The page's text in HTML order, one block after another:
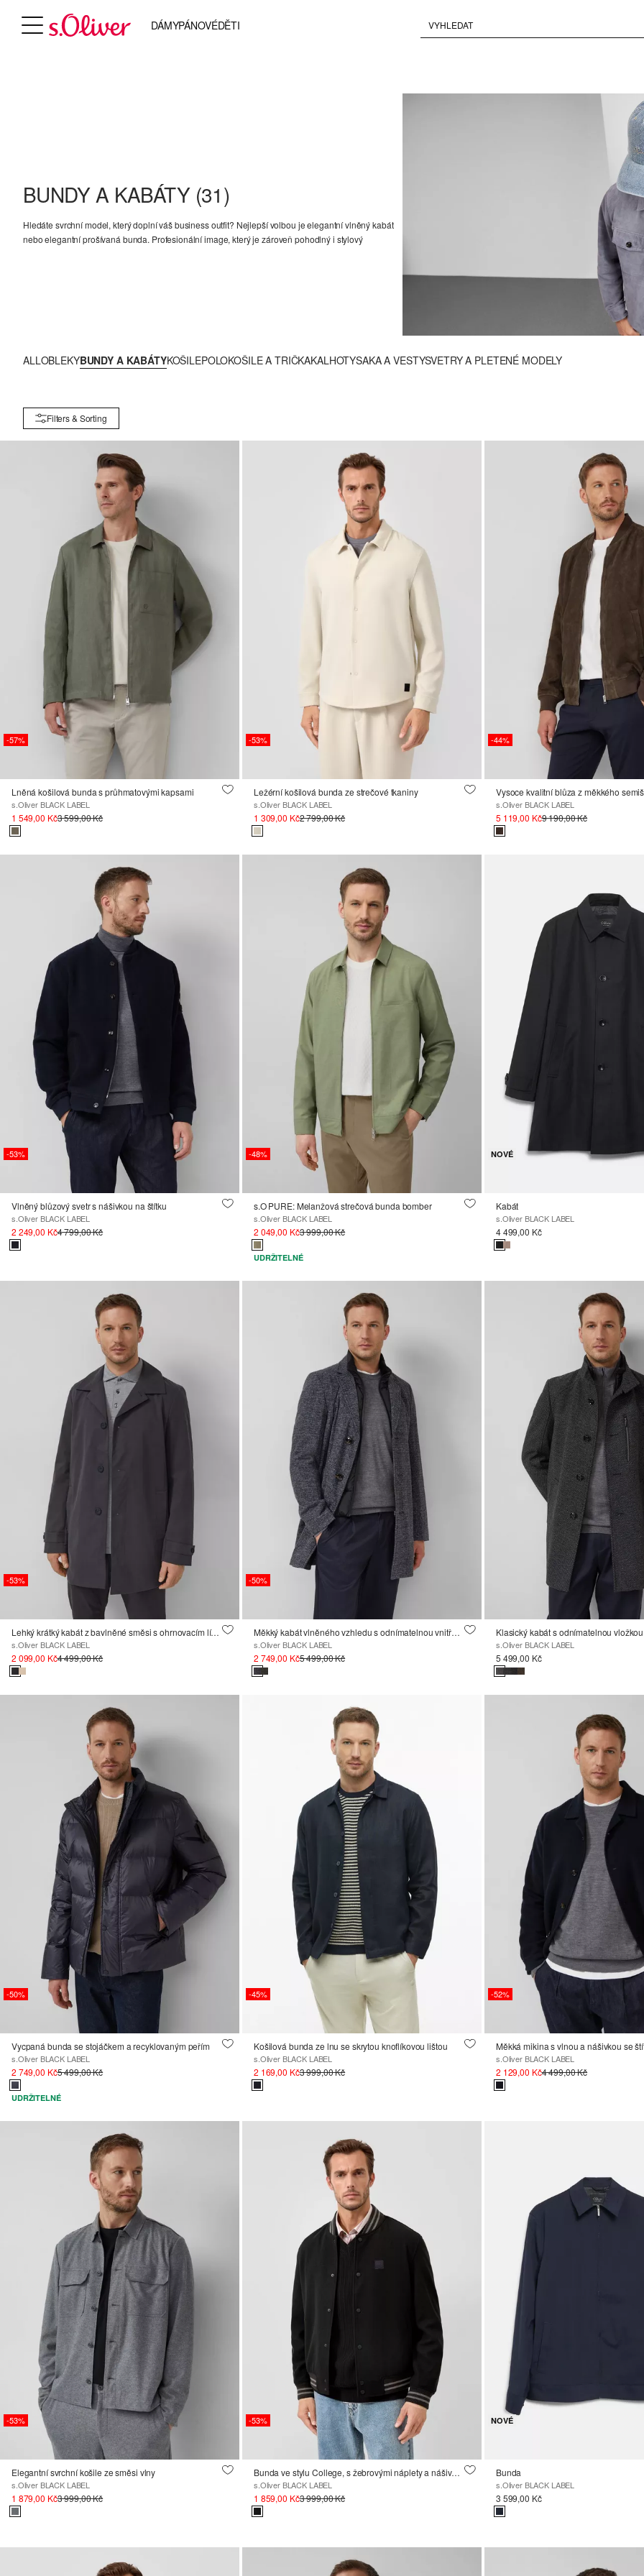
DÁMYPÁNOVÉDĚTI
BUNDY A KABÁTY (31)
Hledáte svrchní model, který doplní váš business outfit? Nejlepší volbou je elegantní vlněný kabát
nebo elegantní prošívaná bunda. Profesionální image, který je zároveň pohodlný i stylový
ALLOBLEKYBUNDY A KABÁTYKOŠILEPOLOKOŠILE A TRIČKAKALHOTYSAKA A VESTYSVETRY A PLETENÉ MODELY
Filters & Sorting
-57%
Lněná košilová bunda s průhmatovými kapsami
s.Oliver BLACK LABEL
1 549,00 Kč3 599,00 Kč
-53%
Ležérní košilová bunda ze strečové tkaniny
s.Oliver BLACK LABEL
1 309,00 Kč2 799,00 Kč
-44%
Vysoce kvalitní blůza z měkkého
s.Oliver BLACK LABEL
5 119,00 Kč9 190,00 Kč
-53%
Vlněný blůzový svetr s nášivkou na štítku
s.Oliver BLACK LABEL
2 249,00 Kč4 799,00 Kč
-48%
s.O PURE: Melanžová strečová bunda bomber
s.Oliver BLACK LABEL
2 049,00 Kč3 999,00 Kč
UDRŽITELNÉ
NOVÉ
Kabát
s.Oliver BLACK LABEL
4 499,00 Kč
-53%
Lehký krátký kabát z bavlněné směsi s ohrnovacím límcem
s.Oliver BLACK LABEL
2 099,00 Kč4 499,00 Kč
-50%
Měkký kabát vlněného vzhledu s odnímatelnou vnitřní podšívkou
s.Oliver BLACK LABEL
2 749,00 Kč5 499,00 Kč
Klasický kabát s odnímatelnou vložkou
s.Oliver BLACK LABEL
5 499,00 Kč
-50%
Vycpaná bunda se stojáčkem a recyklovaným peřím
s.Oliver BLACK LABEL
2 749,00 Kč5 499,00 Kč
UDRŽITELNÉ
-45%
Košilová bunda ze lnu se skrytou knoflíkovou lištou
s.Oliver BLACK LABEL
2 169,00 Kč3 999,00 Kč
-52%
Měkká mikina s vlnou a nášivkou se
s.Oliver BLACK LABEL
2 129,00 Kč4 499,00 Kč
-53%
Elegantní svrchní košile ze směsi vlny
s.Oliver BLACK LABEL
1 879,00 Kč3 999,00 Kč
-53%
Bunda ve stylu College, s žebrovými náplety a nášivkou s logem
s.Oliver BLACK LABEL
1 859,00 Kč3 999,00 Kč
NOVÉ
Bunda
s.Oliver BLACK LABEL
3 599,00 Kč